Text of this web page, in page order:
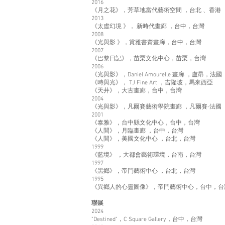
2016
《月之花》，芳草地當代藝術空間 ，台北 、香港
2013
《太虛幻境 》， 新時代畫廊 ，台中，台灣
2008
《光與影 》，賞雅書齋畫廊，台中，台灣
2007
《巴黎日記》，苗栗文化中心，苗栗，台灣
2006
《光與影》，Daniel Amourelle 畫廊 ，盧昂，法國
《時與光》， TJ Fine Art ，吉隆坡，馬來西亞
《天井》，大古畫廊，台中，台灣
2004
《光與影》，凡爾賽藝術學院畫廊 ，凡爾賽-法國
2001
《泰雅》，台中縣文化中心，台中，台灣
《人間》，月臨畫廊 ，台中，台灣
《人間》，美國文化中心 ，台北，台灣
1999
《藍境》 ，大都會藝術環境，台南，台灣
1997
《黑鄉》，帝門藝術中心 ，台北，台灣
1995
《異鄉人的心靈圖像》，帝門藝術中心，台中，
聯展
2024
"Destined"，C Square Gallery，台中，台灣